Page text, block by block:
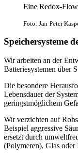
Eine Redox-
Foto: Jan-Peter
Speichersysteme
Wir arbeiten an der
Batteriesystemen über
Die besondere
Lebensdauer der
geringstmöglichem
Wir verzichten auf
Beispiel aggressive
ersetzt durch
(Polymeren), Glas